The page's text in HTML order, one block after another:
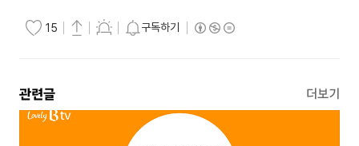
15 구독하기
관련글 더보기